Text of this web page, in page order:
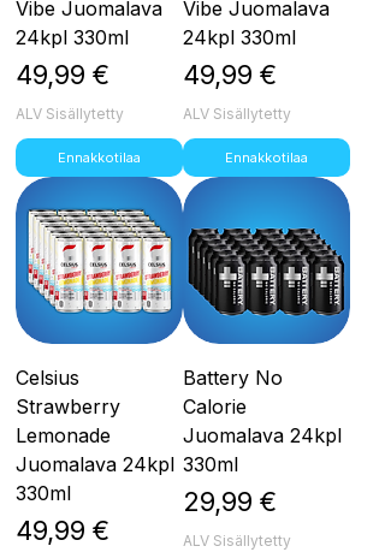
Vibe Juomalava
24kpl 330ml
Hinta
49,99 €
ALV Sisällytetty
Ennakkotilaa
Vibe Juomalava
24kpl 330ml
Hinta
49,99 €
ALV Sisällytetty
Ennakkotilaa
Celsius
Strawberry
Lemonade
Juomalava 24kpl
330ml
Hinta
49,99 €
Battery No
Calorie
Juomalava 24kpl
330ml
Hinta
29,99 €
ALV Sisällytetty